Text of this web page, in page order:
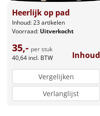
Heerlijk op pad
Inhoud: 23 artikelen
Voorraad: Uitverkocht
35,- per stuk
40,64 incl. BTW Inhoud
Vergelijken
Verlanglijst